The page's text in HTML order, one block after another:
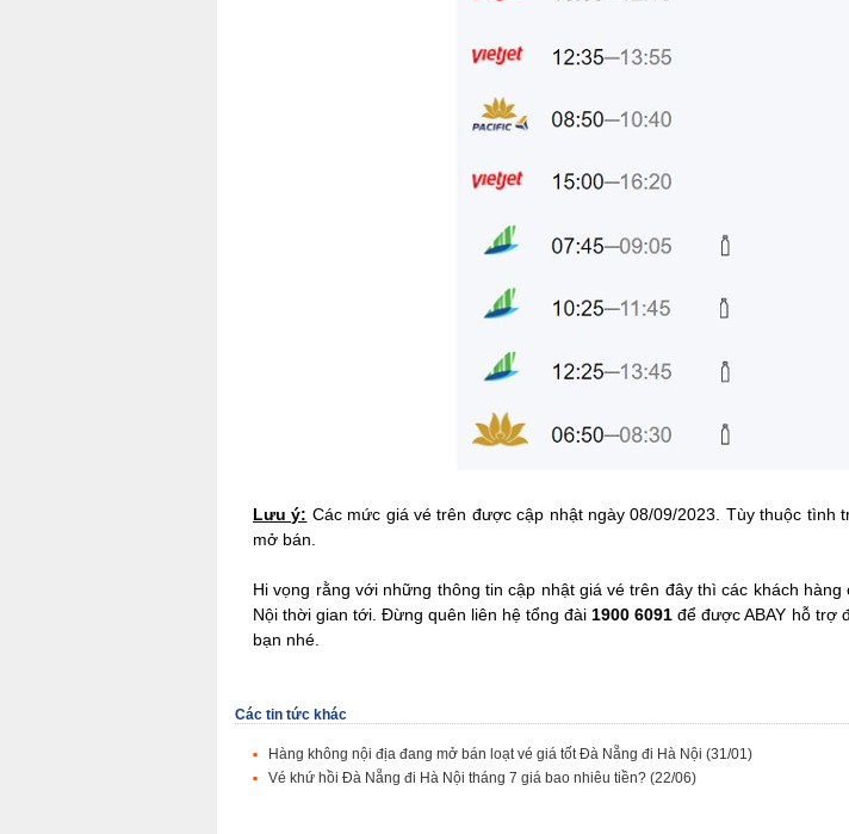
Lưu ý: Các mức giá vé trên được cập nhật ngày 08/09/2023. Tùy thuộc
mở bán.
Hi vọng rằng với những thông tin cập nhật giá vé trên đây thì các khách
Nội thời gian tới. Đừng quên liên hệ tổng đài 1900 6091để được ABAY hỗ trợ
bạn nhé.
Các tin tức khác
Hàng không nội địa đang mở bán loạt vé giá tốt Đà Nẵng đi Hà Nội (31/01)
Vé khứ hồi Đà Nẵng đi Hà Nội tháng 7 giá bao nhiêu tiền? (22/06)